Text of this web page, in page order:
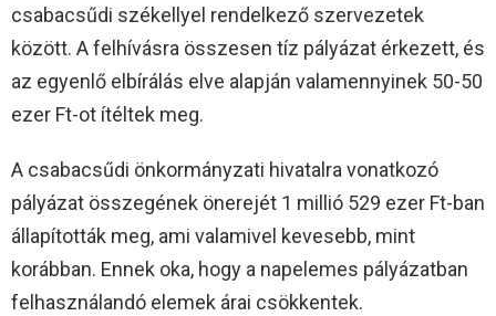
csabacsűdi székellyel rendelkező szervezetek
között. A felhívásra összesen tíz pályázat érkezett, és
az egyenlő elbírálás elve alapján valamennyinek 50-50
ezer Ft-ot ítéltek meg.
A csabacsűdi önkormányzati hivatalra vonatkozó
pályázat összegének önerejét 1 millió 529 ezer Ft-ban
állapították meg, ami valamivel kevesebb, mint
korábban. Ennek oka, hogy a napelemes pályázatban
felhasználandó elemek árai csökkentek.